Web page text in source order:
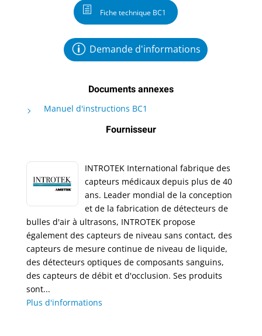
Fiche technique BC1
Demande d'informations
Documents annexes
Manuel d'instructions BC1
Fournisseur
INTROTEK International fabrique des
capteurs médicaux depuis plus de 40
ans. Leader mondial de la conception
et de la fabrication de détecteurs de
bulles d'air à ultrasons, INTROTEK propose
également des capteurs de niveau sans contact, des
capteurs de mesure continue de niveau de liquide,
des détecteurs optiques de composants sanguins,
des capteurs de débit et d'occlusion. Ses produits
sont...
Plus d'informations